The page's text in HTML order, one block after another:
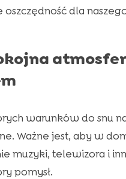
dla
warunków do snu
Ważne jest, aby w
muzyki, telewizora i
pomysł.